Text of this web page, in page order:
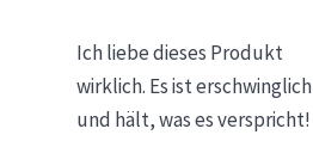
Ich liebe dieses Produkt
wirklich. Es ist erschwinglich
und hält, was es verspricht!